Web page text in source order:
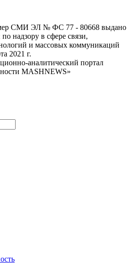
СМИ ЭЛ № ФС 77 - 80668 выдано
надзору в сфере связи,
и массовых коммуникаций
2021 г.
аналитический портал
MASHNEWS»